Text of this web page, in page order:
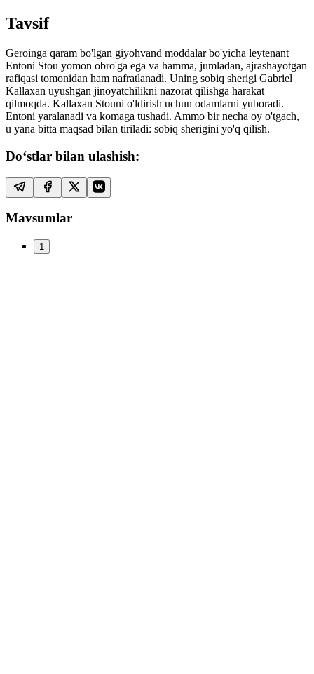
Tavsif
Geroinga qaram bo'lgan giyohvand moddalar bo'yicha leytenant
Entoni Stou yomon obro'ga ega va hamma, jumladan, ajrashayotgan
rafiqasi tomonidan ham nafratlanadi. Uning sobiq sherigi Gabriel
Kallaxan uyushgan jinoyatchilikni nazorat qilishga harakat
qilmoqda. Kallaxan Stouni o'ldirish uchun odamlarni yuboradi.
Entoni yaralanadi va komaga tushadi. Ammo bir necha oy o'tgach,
u yana bitta maqsad bilan tiriladi: sobiq sherigini yo'q qilish.
Do‘stlar bilan ulashish:
Mavsumlar
1